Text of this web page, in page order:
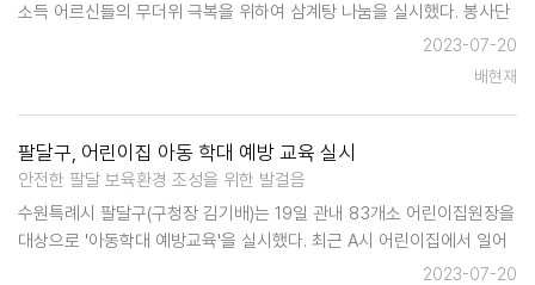
소득 어르신들의 무더위 극복을 위하여 삼계탕 나눔을 실시했다. 봉사단
은 관내 홀몸 어르신과 기초생활수급자 등 저소득 10가구에 삼계탕 및
2023-07-20
배현재
팔달구, 어린이집 아동 학대 예방 교육 실시
안전한 팔달 보육환경 조성을 위한 발걸음
수원특례시 팔달구(구청장 김기배)는 19일 관내 83개소 어린이집원장을
대상으로 '아동학대 예방교육'을 실시했다. 최근 A시 어린이집에서 일어
난 영아 학대 살해 사건으로 교직원에게 징역 19년을 선고하였고, B시
2023-07-20